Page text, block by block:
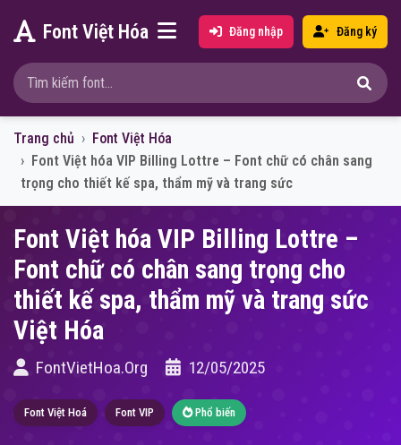
Font Việt Hóa Đăng nhập Đăng ký
Trang chủ
Font Việt Hóa
Font Việt hóa VIP Billing Lottre – Font chữ có chân sang
trọng cho thiết kế spa, thẩm mỹ và trang sức
Font Việt hóa VIP Billing Lottre –
Font chữ có chân sang trọng cho
thiết kế spa, thẩm mỹ và trang sức
Việt Hóa
FontVietHoa.Org 12/05/2025
Font Việt Hoá Font VIP Phổ biến